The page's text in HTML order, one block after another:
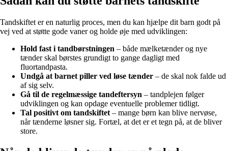
Tandskiftet er en naturlig proces, men du kan hjælpe dit barn godt på
vej ved at støtte gode vaner og holde øje med udviklingen:
Hold fast i tandbørstningen – både mælketænder og nye
tænder skal børstes grundigt to gange dagligt med
fluortandpasta.
Undgå at barnet piller ved løse tænder – de skal nok falde ud
af sig selv.
Gå til de regelmæssige tandeftersyn – tandplejen følger
udviklingen og kan opdage eventuelle problemer tidligt.
Tal positivt om tandskiftet – mange børn kan blive nervøse,
når tænderne løsner sig. Fortæl, at det er et tegn på, at de bliver
store.